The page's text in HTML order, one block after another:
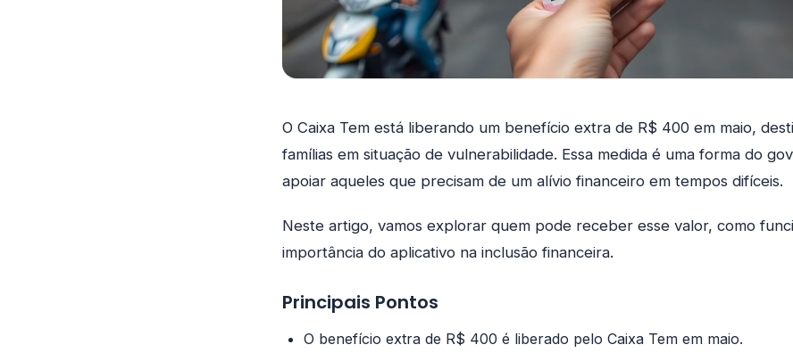
O Caixa Tem está liberando um benefício extra de R$ 400 em maio,
famílias em situação de vulnerabilidade. Essa medida é uma forma do
apoiar aqueles que precisam de um alívio financeiro em tempos difíceis.
Neste artigo, vamos explorar quem pode receber esse valor, como
importância do aplicativo na inclusão financeira.
Principais Pontos
O benefício extra de R$ 400 é liberado pelo Caixa Tem em maio.